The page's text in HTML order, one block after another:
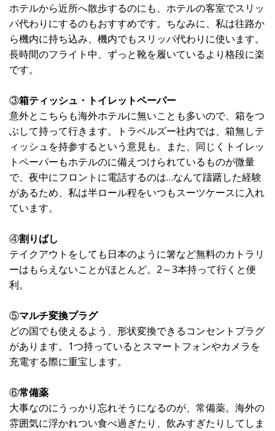
ホテルから近所へ散歩するのにも、ホテルの客室でスリッ
パ代わりにするのもおすすめです。ちなみに、私は往路か
ら機内に持ち込み、機内でもスリッパ代わりに使います。
長時間のフライト中、ずっと靴を履いているより格段に楽
です。
③箱ティッシュ・トイレットペーパー
意外とこちらも海外ホテルに無いことも多いので、箱をつ
ぶして持って行きます。トラベルズー社内では、箱無しテ
ィッシュを持参するという意見も。また、同じくトイレッ
トペーパーもホテルのに備えつけられているものが微量
で、夜中にフロントに電話するのは…なんて躊躇した経験
があるため、私は半ロール程をいつもスーツケースに入れ
ています。
④割りばし
テイクアウトをしても日本のように箸など無料のカトラリ
ーはもらえないことがほとんど。2～3本持って行くと便
利。
⑤マルチ変換プラグ
どの国でも使えるよう、形状変換できるコンセントプラグ
があります。1つ持っているとスマートフォンやカメラを
充電する際に重宝します。
⑥常備薬
大事なのにうっかり忘れそうになるのが、常備薬。海外の
雰囲気に浮かれつい食べ過ぎたり、飲みすぎたりしてしま